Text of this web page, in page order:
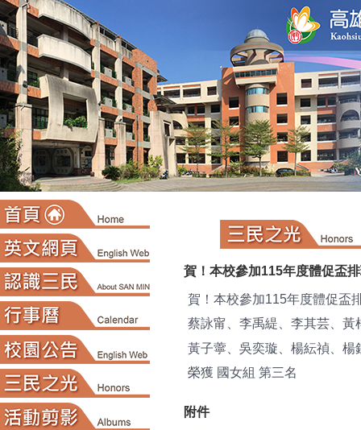
:::
賀！本校參加115年度體促盃
賀！本校參加115年度體促盃
蔡詠甯、李禹緹、李其芸、黃
黃子薴、吳奕璇
楊紜禎、楊
榮獲 國女組 第三名
附件